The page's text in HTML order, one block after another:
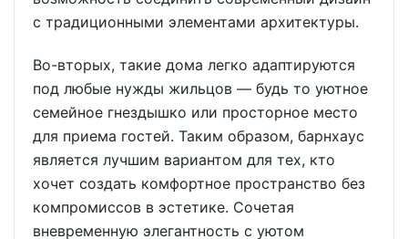
с традиционными элементами архитектуры.
Во-вторых, такие дома легко адаптируются
под любые нужды жильцов — будь то уютное
семейное гнездышко или просторное место
для приема гостей. Таким образом, барнхаус
является лучшим вариантом для тех, кто
хочет создать комфортное пространство без
компромиссов в эстетике. Сочетая
вневременную элегантность с уютом